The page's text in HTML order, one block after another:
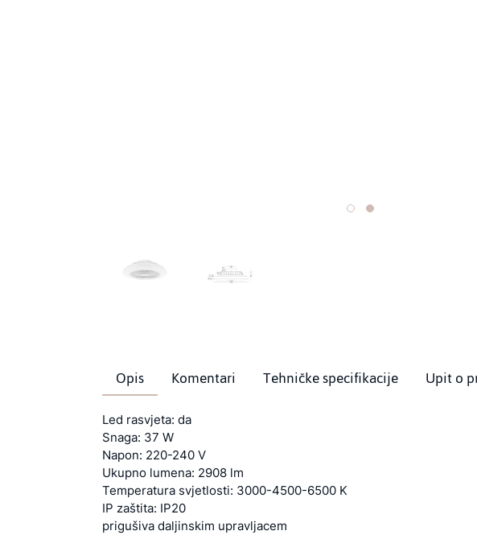
Opis Komentari Tehničke specifikacije Upit o
Led rasvjeta: da
Snaga: 37 W
Napon: 220-240 V
Ukupno lumena: 2908 lm
Temperatura svjetlosti: 3000-4500-6500 K
IP zaštita: IP20
prigušiva daljinskim upravljacem